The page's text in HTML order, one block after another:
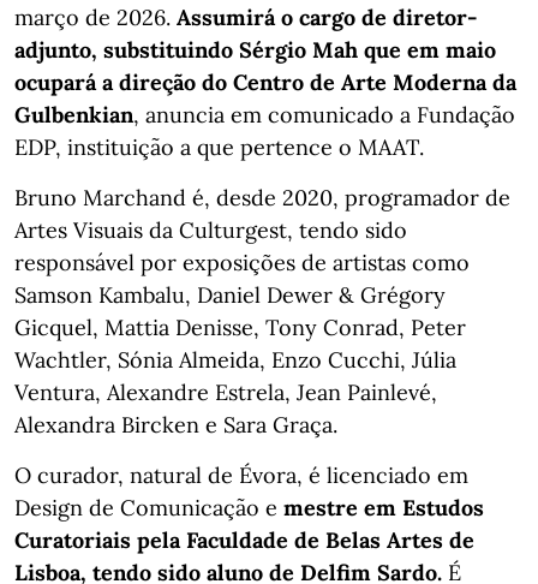
março de 2026. Assumirá o cargo de diretor-
adjunto, substituindo Sérgio Mah que em maio
ocupará a direção do Centro de Arte Moderna da
Gulbenkian, anuncia em comunicado a Fundação
EDP, instituição a que pertence o MAAT.
Bruno Marchand é, desde 2020, programador de
Artes Visuais da Culturgest, tendo sido
responsável por exposições de artistas como
Samson Kambalu, Daniel Dewer & Grégory
Gicquel, Mattia Denisse, Tony Conrad, Peter
Wachtler, Sónia Almeida, Enzo Cucchi, Júlia
Ventura, Alexandre Estrela, Jean Painlevé,
Alexandra Bircken e Sara Graça.
O curador, natural de Évora, é licenciado em
Design de Comunicação e mestre em Estudos
Curatoriais pela Faculdade de Belas Artes de
Lisboa, tendo sido aluno de Delfim Sardo. É